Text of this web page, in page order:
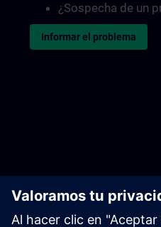
¿Sospecha de un
Informar el problema